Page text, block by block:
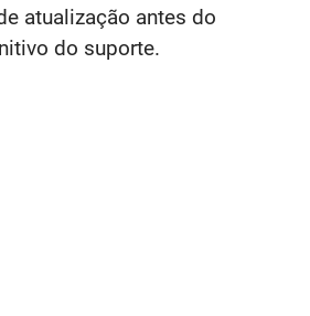
atualização antes do
do suporte.